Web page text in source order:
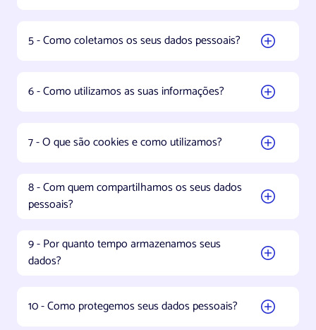
5 - Como coletamos os seus dados pessoais?
6 - Como utilizamos as suas informações?
7 - O que são cookies e como utilizamos?
8 - Com quem compartilhamos os seus dados
pessoais?
9 - Por quanto tempo armazenamos seus
dados?
10 - Como protegemos seus dados pessoais?